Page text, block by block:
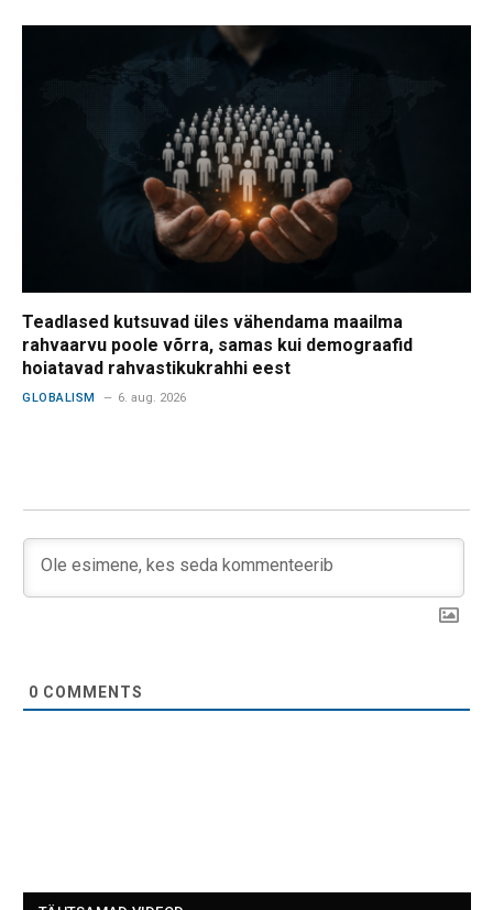
Teadlased kutsuvad üles vähendama maailma
rahvaarvu poole võrra, samas kui demograafid
hoiatavad rahvastikukrahhi eest
GLOBALISM 6. aug. 2026
0 COMMENTS